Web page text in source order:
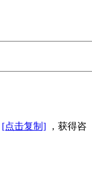
[点击复制] ，获得咨